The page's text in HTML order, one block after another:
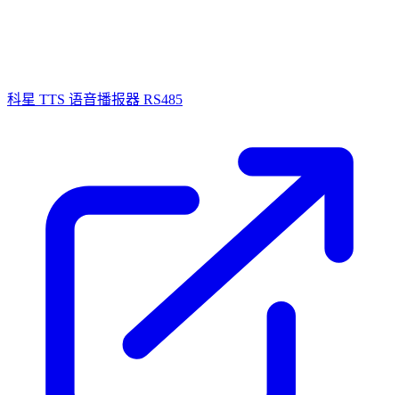
科星 TTS 语音播报器 RS485